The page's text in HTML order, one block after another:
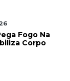
Fogo Na
Corpo